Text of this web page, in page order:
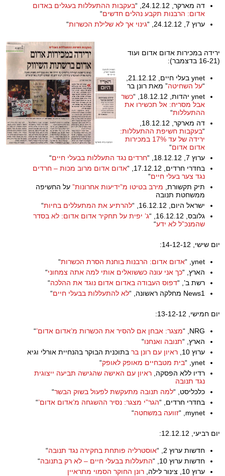
דה מארקר, 24.12.12, “
בעקבות ההתעללות בעגלים באדום
אדום: הרבנות תקבע נהלים חדשים“
ערוץ 7, 24.12.12, “
גינוי אך לא שלילת הכשרות“
ירידה במכירות אדום אדום ועוד
(16-21 בדצמבר):
“על השחיטה” מאת רונן בר
ynet יהדות, 18.12.12, “
כשר
אבל מסריח: אל תכשירו את
ההתעללות“
“בעקבות חשיפת ההתעללות:
ירידה של עד 17% במכירות
אדום אדום“
ערוץ 7, 18.12.12, “
חרדים נגד התעללות בבעלי חיים“
בחדרי חרדים, 17.12.12, “
אדום אדום מרוב מכות – חרדים
נגד צער בעלי חיים“
תיק תקשורת, מירב בטיטו מ”ידיעות אחרונות” על החשיפה
ממשחטת תנובה
ישראל היום, 16.12.12, “
להרתיע את המתעללים בחיות“
גלובס, 16.12.12, “
ג’ יפית על תחקיר אדום אדום: לא בסדר
שהמנכ”ל לא ידע“
יום שישי, 14-12-12:
ynet, “ אדום אדום: הרבנות בוחנת הסרת הכשרות“
הארץ, “כך אני עונה כששואלים אותי למה אתה צמחוני“
רשת ב’, “דפוס העבודה באדום אדום נוגד את ההלכה“
News1 מחלקה ראשונה, “
לא להתעללות בבעלי חיים“
יום חמישי, 13-12-12:
NRG, “ מצגר: אבחן אם להסיר את הכשרות מ’אדום אדום’“
הארץ, “תנובה ואנחנו“
ערוץ 10,
ראיון עם רונן בר בתוכנית הבוקר בהנחיית אורלי וגיא
ynet, “
בית מטבחיים מאופק לאופק“
רדיו ללא הפסקה, ראיון עם האישה שהגישה תביעה ייצוגית
נגד תנובה
כלכליסט, “למה תנובה מתעקשת לפעול בשוק הבשר“
בחדרי חרדים, “הגר”י מצגר: נסיר ההשגחה מ’אדום אדום’“
mynet, “
זוועה במשחטה“
יום רביעי, 12.12.12:
חדשות ערוץ 2, “ אוסטרליה פותחת בחקירה נגד תנובה“
חדשות ערוץ 10, “
התעללות בבעלי חיים – לא רק בתנובה“
ערוץ 10, צינור לילה,
רונן החוקר הסמוי מתראיין